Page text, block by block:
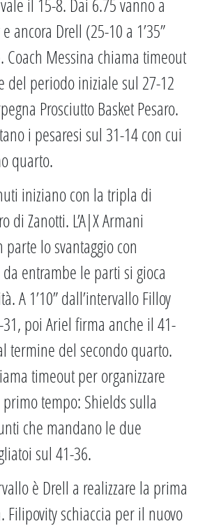
il 15-8. Dai 6.75 vanno a
ancora Drell (25-10 a 1’35”
Messina chiama timeout
del periodo iniziale sul 27-12
Prosciutto Basket Pesaro.
i pesaresi sul 31-14 con cui
quarto.
iniziano con la tripla di
di Zanotti. L’A|X Armani
parte lo svantaggio con
entrambe le parti si gioca
A 1’10” dall’intervallo Filloy
poi Ariel firma anche il 41-
termine del secondo quarto.
timeout per organizzare
tempo: Shields sulla
che mandano le due
sul 41-36.
è Drell a realizzare la prima
schiaccia per il nuovo